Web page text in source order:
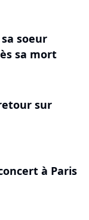
soeur
sa mort
sur
à Paris